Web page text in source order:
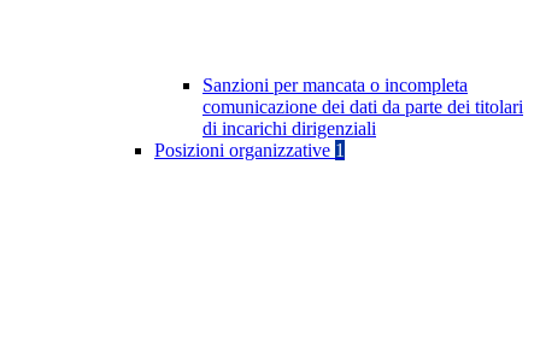
Sanzioni per mancata o incompleta
comunicazione dei dati da parte dei titolari
di incarichi dirigenziali
Posizioni organizzative 1